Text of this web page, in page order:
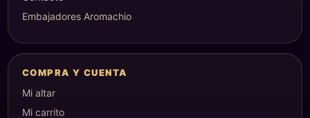
Embajadores Aromachio
COMPRA Y CUENTA
Mi altar
Mi carrito